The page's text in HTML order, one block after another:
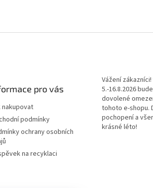
pro vás
nakupovat
podmínky
ochrany osobních
na recyklaci
Vážení
5.-16.8.2026
dovolené
tohoto e-shopu.
pochopení a
krásné léto!